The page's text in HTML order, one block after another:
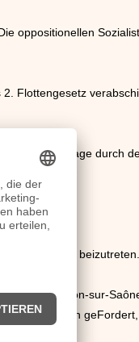
oppositionellen
Flottengesetz
Flottenvorlage durch
Deutschlands beizutreten.
in Chalon-sur-
hatten